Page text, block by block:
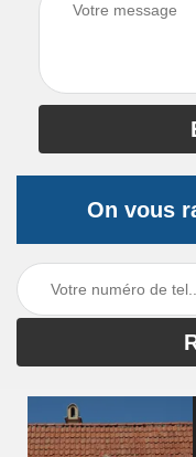
On vous